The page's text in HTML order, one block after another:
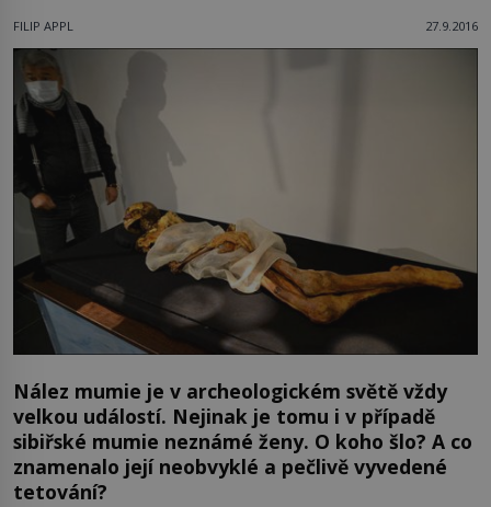
FILIP APPL 27.9.2016
Nález mumie je v archeologickém světě vždy
velkou událostí. Nejinak je tomu i v případě
sibiřské mumie neznámé ženy. O koho šlo? A co
znamenalo její neobvyklé a pečlivě vyvedené
tetování?